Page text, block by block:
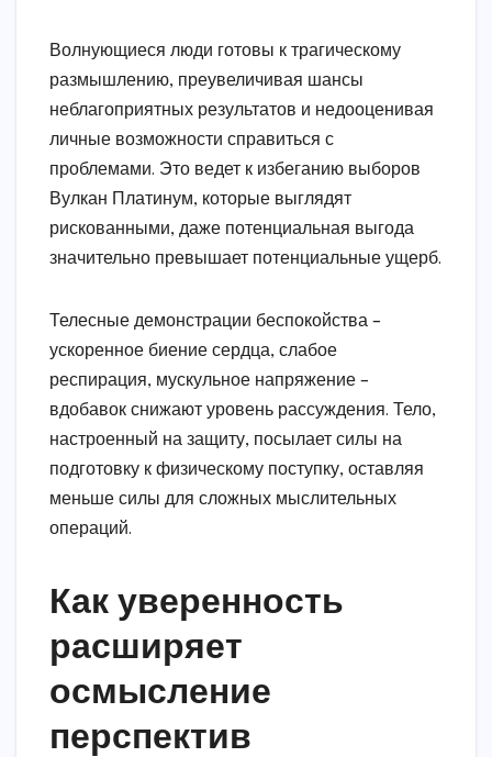
Волнующиеся люди готовы к трагическому
размышлению, преувеличивая шансы
неблагоприятных результатов и недооценивая
личные возможности справиться с
проблемами. Это ведет к избеганию выборов
Вулкан Платинум, которые выглядят
рискованными, даже потенциальная выгода
значительно превышает потенциальные ущерб.
Телесные демонстрации беспокойства –
ускоренное биение сердца, слабое
респирация, мускульное напряжение –
вдобавок снижают уровень рассуждения. Тело,
настроенный на защиту, посылает силы на
подготовку к физическому поступку, оставляя
меньше силы для сложных мыслительных
операций.
Как уверенность
расширяет
осмысление
перспектив